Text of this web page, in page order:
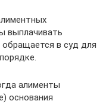
выплачивать
в суд для
алименты
основания